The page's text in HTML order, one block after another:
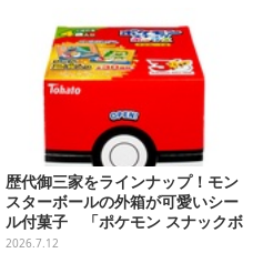
歴代御三家をラインナップ！モン
スターボールの外箱が可愛いシー
ル付菓子 「ポケモン スナックボ
ックス」が7月13日発売
2026.7.12